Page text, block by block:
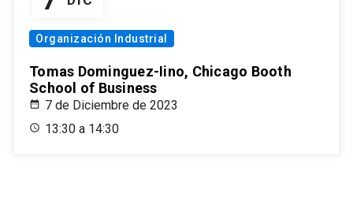
Organización Industrial
Tomas Dominguez-Iino, Chicago Booth
School of Business
7 de Diciembre de 2023
13:30 a 14:30